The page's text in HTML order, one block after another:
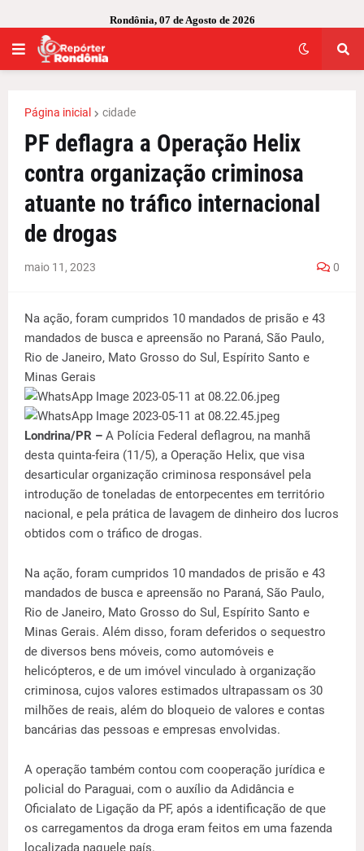
Rondônia, 07 de Agosto de 2026
Página inicial cidade
PF deflagra a Operação Helix
contra organização criminosa
atuante no tráfico internacional
de drogas
maio 11, 2023 0
Na ação, foram cumpridos 10 mandados de prisão e 43
mandados de busca e apreensão no Paraná, São Paulo,
Rio de Janeiro, Mato Grosso do Sul, Espírito Santo e
Minas Gerais
Londrina/PR – A Polícia Federal deflagrou, na manhã
desta quinta-feira (11/5), a Operação Helix, que visa
desarticular organização criminosa responsável pela
introdução de toneladas de entorpecentes em território
nacional, e pela prática de lavagem de dinheiro dos lucros
obtidos com o tráfico de drogas.
Na ação, foram cumpridos 10 mandados de prisão e 43
mandados de busca e apreensão no Paraná, São Paulo,
Rio de Janeiro, Mato Grosso do Sul, Espírito Santo e
Minas Gerais. Além disso, foram deferidos o sequestro
de diversos bens móveis, como automóveis e
helicópteros, e de um imóvel vinculado à organização
criminosa, cujos valores estimados ultrapassam os 30
milhões de reais, além do bloqueio de valores e contas
bancárias das pessoas e empresas envolvidas.
A operação também contou com cooperação jurídica e
policial do Paraguai, com o auxílio da Adidância e
Oficialato de Ligação da PF, após a identificação de que
os carregamentos da droga eram feitos em uma fazenda
localizada naquele país.